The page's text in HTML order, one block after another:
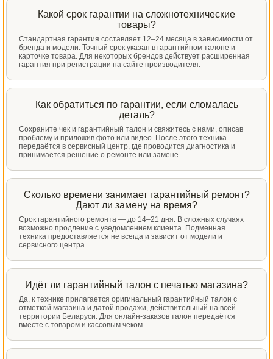
Какой срок гарантии на сложнотехнические
товары?
Стандартная гарантия составляет 12–24 месяца в зависимости от
бренда и модели. Точный срок указан в гарантийном талоне и
карточке товара. Для некоторых брендов действует расширенная
гарантия при регистрации на сайте производителя.
Как обратиться по гарантии, если сломалась
деталь?
Сохраните чек и гарантийный талон и свяжитесь с нами, описав
проблему и приложив фото или видео. После этого техника
передаётся в сервисный центр, где проводится диагностика и
принимается решение о ремонте или замене.
Сколько времени занимает гарантийный ремонт?
Дают ли замену на время?
Срок гарантийного ремонта — до 14–21 дня. В сложных случаях
возможно продление с уведомлением клиента. Подменная
техника предоставляется не всегда и зависит от модели и
сервисного центра.
Идёт ли гарантийный талон с печатью магазина?
Да, к технике прилагается оригинальный гарантийный талон с
отметкой магазина и датой продажи, действительный на всей
территории Беларуси. Для онлайн-заказов талон передаётся
вместе с товаром и кассовым чеком.